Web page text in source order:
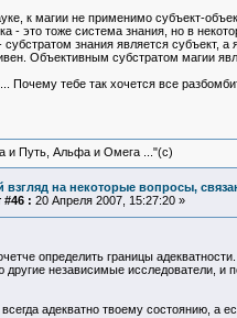
к магии не применимо субъект-
- это тоже система знания, но в
субстратом знания является субъект,
Объективным субстратом магии
Почему тебе так хочется все
и Путь, Альфа и Омега ..."(с)
взгляд на некоторые вопросы,
#46 : 20 Апреля 2007, 15:27:20 »
определить границы
независимые исследователи, и
адекватно твоему состоянию, а